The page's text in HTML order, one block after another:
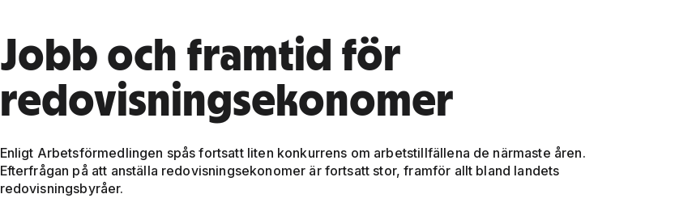
Jobb och framtid för
redovisningsekonomer
Enligt Arbetsförmedlingen spås fortsatt liten konkurrens om arbetstillfällena de närmaste åren.
Efterfrågan på att anställa redovisningsekonomer är fortsatt stor, framför allt bland landets
redovisningsbyråer.